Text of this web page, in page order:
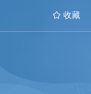
 收藏